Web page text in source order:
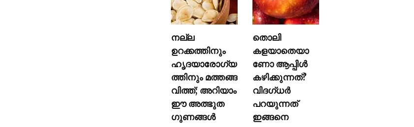
നല്ല
ഉറക്കത്തിനും
ഹൃദയാരോഗ്യ
ത്തിനും മത്തങ്ങ
വിത്ത്; അറിയാം
ഈ അത്ഭുത
ഗുണങ്ങള്‍
തൊലി
കളയാതെയാ
ണോ ആപ്പിള്‍
കഴിക്കുന്നത്?
വിദഗ്ധര്‍
പറയുന്നത്
ഇങ്ങനെ